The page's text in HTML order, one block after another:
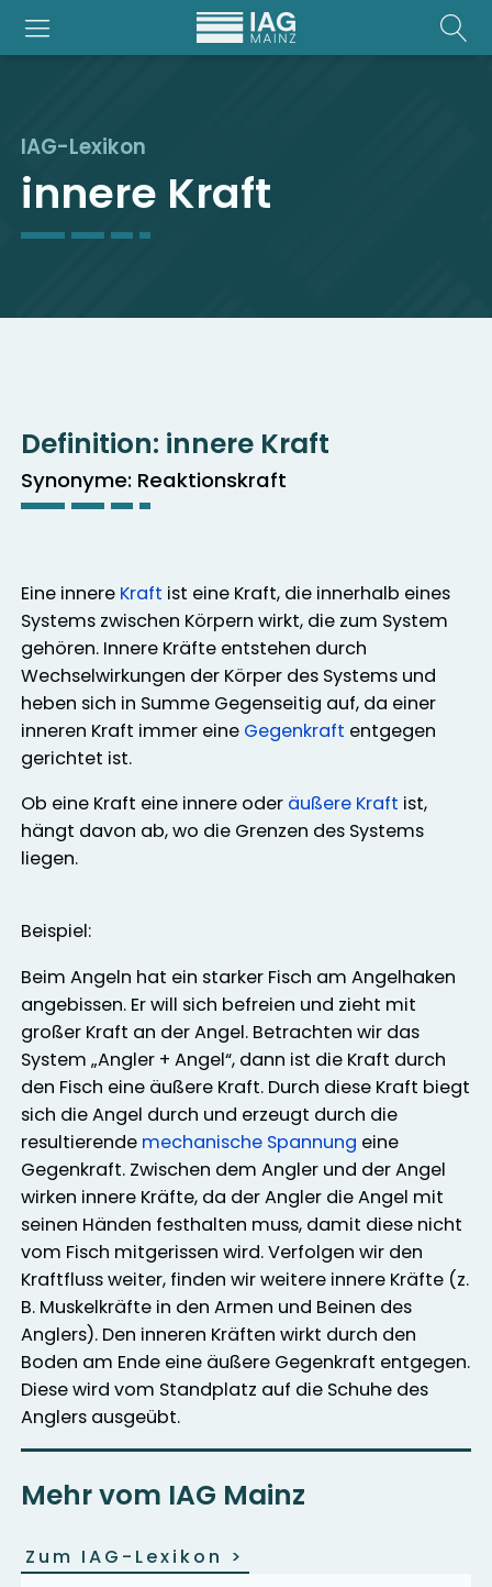
IAG-Lexikon
innere Kraft
Definition: innere Kraft
Synonyme: Reaktionskraft
Eine innere Kraft ist eine Kraft, die innerhalb eines
Systems zwischen Körpern wirkt, die zum System
gehören. Innere Kräfte entstehen durch
Wechselwirkungen der Körper des Systems und
heben sich in Summe Gegenseitig auf, da einer
inneren Kraft immer eine Gegenkraft entgegen
gerichtet ist.
Ob eine Kraft eine innere oder äußere Kraft ist,
hängt davon ab, wo die Grenzen des Systems
liegen.
Beispiel:
Beim Angeln hat ein starker Fisch am Angelhaken
angebissen. Er will sich befreien und zieht mit
großer Kraft an der Angel. Betrachten wir das
System „Angler + Angel“, dann ist die Kraft durch
den Fisch eine äußere Kraft. Durch diese Kraft biegt
sich die Angel durch und erzeugt durch die
resultierende mechanische Spannung eine
Gegenkraft. Zwischen dem Angler und der Angel
wirken innere Kräfte, da der Angler die Angel mit
seinen Händen festhalten muss, damit diese nicht
vom Fisch mitgerissen wird. Verfolgen wir den
Kraftfluss weiter, finden wir weitere innere Kräfte (z.
B. Muskelkräfte in den Armen und Beinen des
Anglers). Den inneren Kräften wirkt durch den
Boden am Ende eine äußere Gegenkraft entgegen.
Diese wird vom Standplatz auf die Schuhe des
Anglers ausgeübt.
Mehr vom IAG Mainz
Zum IAG-Lexikon >